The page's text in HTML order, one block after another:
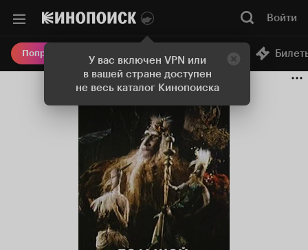
У вас включен VPN или
в вашей стране доступен
не весь каталог Кинопоиска
Войти
Попробовать Плюс Онлайн-кинотеатр